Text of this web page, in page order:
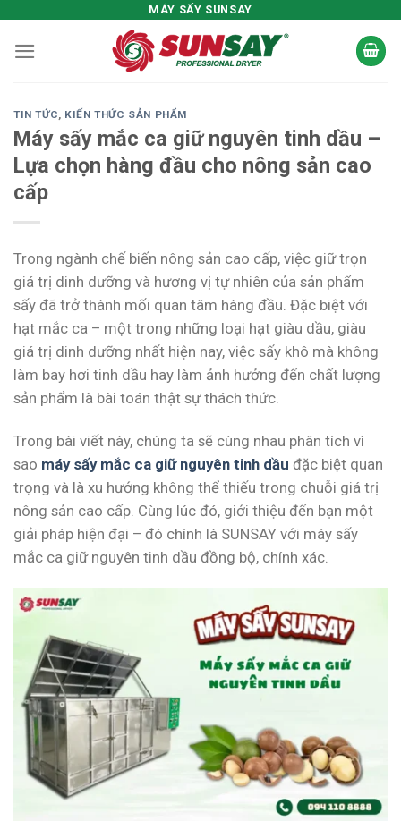
content
MÁY SẤY SUNSAY
TIN TỨC, KIẾN THỨC SẢN PHẨM
Máy sấy mắc ca giữ nguyên tinh dầu –
Lựa chọn hàng đầu cho nông sản cao
cấp
Trong ngành chế biến nông sản cao cấp, việc giữ trọn
giá trị dinh dưỡng và hương vị tự nhiên của sản phẩm
sấy đã trở thành mối quan tâm hàng đầu. Đặc biệt với
hạt mắc ca – một trong những loại hạt giàu dầu, giàu
giá trị dinh dưỡng nhất hiện nay, việc sấy khô mà không
làm bay hơi tinh dầu hay làm ảnh hưởng đến chất lượng
sản phẩm là bài toán thật sự thách thức.
Trong bài viết này, chúng ta sẽ cùng nhau phân tích vì
sao máy sấy mắc ca giữ nguyên tinh dầu đặc biệt quan
trọng và là xu hướng không thể thiếu trong chuỗi giá trị
nông sản cao cấp. Cùng lúc đó, giới thiệu đến bạn một
giải pháp hiện đại – đó chính là SUNSAY với máy sấy
mắc ca giữ nguyên tinh dầu đồng bộ, chính xác.